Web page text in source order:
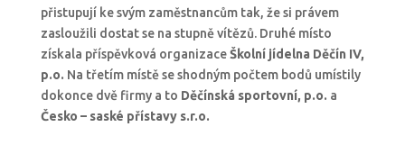
přistupují ke svým zaměstnancům tak, že si právem
zasloužili dostat se na stupně vítězů. Druhé místo
získala příspěvková organizaceŠkolní jídelna Děčín IV,
p.o. Na třetím místě se shodným počtem bodů umístily
dokonce dvě firmy a to Děčínská sportovní, p.o. a
Česko – saské přístavy s.r.o.